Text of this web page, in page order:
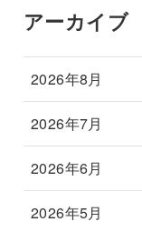
アーカイブ
2026年8月
2026年7月
2026年6月
2026年5月